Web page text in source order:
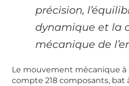
précision,
dynamique et la
mécanique de
Le mouvement mécanique à
compte 218 composants, bat